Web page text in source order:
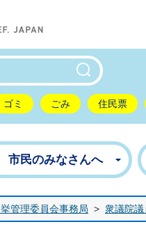
ゴミ ごみ 住民票
市民のみなさんへ
管理委員会事務局 > 衆議院